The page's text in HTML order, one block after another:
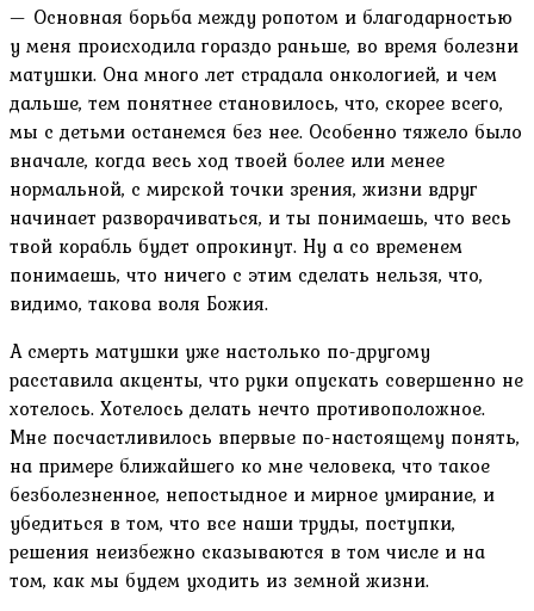
— Основная борьба между ропотом и благодарностью
у меня происходила гораздо раньше, во время болезни
матушки. Она много лет страдала онкологией, и чем
дальше, тем понятнее становилось, что, скорее всего,
мы с детьми останемся без нее. Особенно тяжело было
вначале, когда весь ход твоей более или менее
нормальной, с мирской точки зрения, жизни вдруг
начинает разворачиваться, и ты понимаешь, что весь
твой корабль будет опрокинут. Ну а со временем
понимаешь, что ничего с этим сделать нельзя, что,
видимо, такова воля Божия.
А смерть матушки уже настолько по-другому
расставила акценты, что руки опускать совершенно не
хотелось. Хотелось делать нечто противоположное.
Мне посчастливилось впервые по-настоящему понять,
на примере ближайшего ко мне человека, что такое
безболезненное, непостыдное и мирное умирание, и
убедиться в том, что все наши труды, поступки,
решения неизбежно сказываются в том числе и на
том, как мы будем уходить из земной жизни.